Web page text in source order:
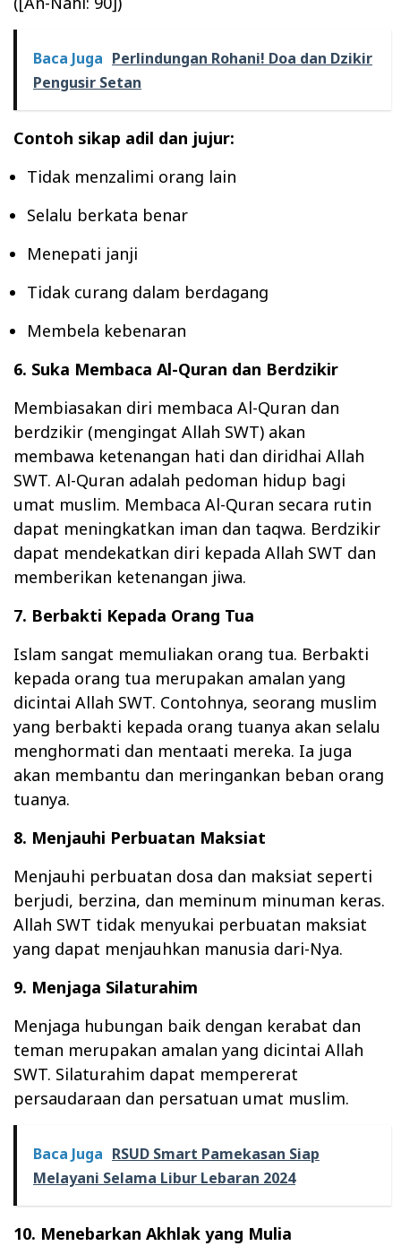
Baca Juga Perlindungan Rohani! Doa dan Dzikir
Pengusir Setan
Contoh sikap adil dan jujur:
Tidak menzalimi orang lain
Selalu berkata benar
Menepati janji
Tidak curang dalam berdagang
Membela kebenaran
6. Suka Membaca Al-Quran dan Berdzikir
Membiasakan diri membaca Al-Quran dan
berdzikir (mengingat Allah SWT) akan
membawa ketenangan hati dan diridhai Allah
SWT. Al-Quran adalah pedoman hidup bagi
umat muslim. Membaca Al-Quran secara rutin
dapat meningkatkan iman dan taqwa. Berdzikir
dapat mendekatkan diri kepada Allah SWT dan
memberikan ketenangan jiwa.
7. Berbakti Kepada Orang Tua
Islam sangat memuliakan orang tua. Berbakti
kepada orang tua merupakan amalan yang
dicintai Allah SWT. Contohnya, seorang muslim
yang berbakti kepada orang tuanya akan selalu
menghormati dan mentaati mereka. Ia juga
akan membantu dan meringankan beban orang
tuanya.
8. Menjauhi Perbuatan Maksiat
Menjauhi perbuatan dosa dan maksiat seperti
berjudi, berzina, dan meminum minuman keras.
Allah SWT tidak menyukai perbuatan maksiat
yang dapat menjauhkan manusia dari-Nya.
9. Menjaga Silaturahim
Menjaga hubungan baik dengan kerabat dan
teman merupakan amalan yang dicintai Allah
SWT. Silaturahim dapat mempererat
persaudaraan dan persatuan umat muslim.
Baca Juga RSUD Smart Pamekasan Siap
Melayani Selama Libur Lebaran 2024
10. Menebarkan Akhlak yang Mulia